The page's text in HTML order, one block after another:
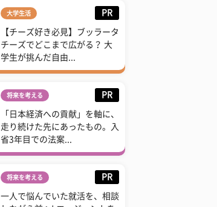
大学生活 PR
【チーズ好き必見】ブッラータ
チーズでどこまで広がる？ 大
学生が挑んだ自由...
将来を考える PR
「日本経済への貢献」を軸に、
走り続けた先にあったもの。入
省3年目での法案...
将来を考える PR
一人で悩んでいた就活を、相談